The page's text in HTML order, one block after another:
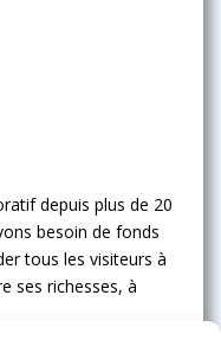
depuis plus de 20
besoin de fonds
tous les visiteurs à
ses richesses, à